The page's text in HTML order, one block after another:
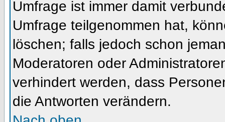
Umfrage ist immer damit
Umfrage teilgenommen hat,
löschen; falls jedoch schon
Moderatoren oder
verhindert werden, dass
die Antworten verändern.